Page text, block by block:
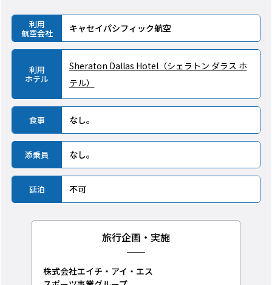
利用
航空会社 キャセイパシフィック航空
利用
ホテル
Sheraton Dallas Hotel（シェラトン ダラス ホ
テル）
食事 なし。
添乗員 なし。
延泊 不可
旅行企画・実施
株式会社エイチ・アイ・エス